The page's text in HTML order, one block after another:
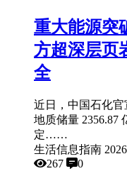
重大能源突
方超深层页
全
近日，中国石化
地质储量 2356.87
定……
生活信息指南
267
0